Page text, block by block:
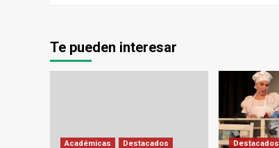
Te pueden interesar
Académicas Destacados Destacados